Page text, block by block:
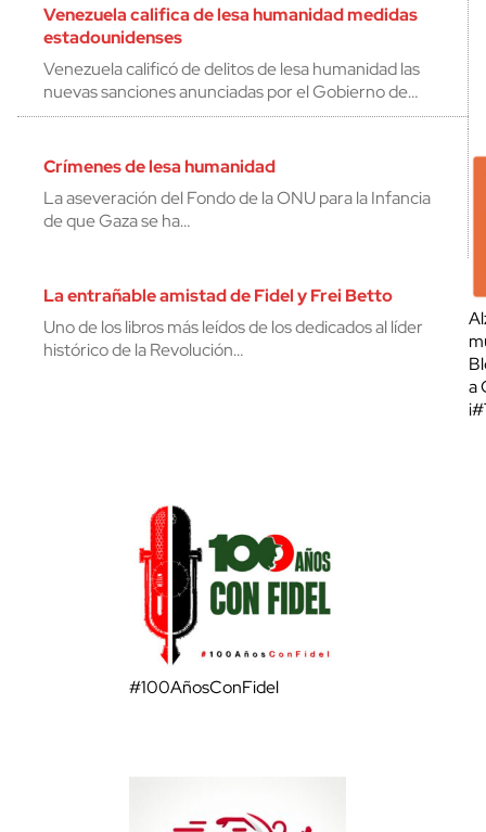
Venezuela califica de lesa humanidad medidas
estadounidenses
Venezuela calificó de delitos de lesa humanidad las
nuevas sanciones anunciadas por el Gobierno de…
Crímenes de lesa humanidad
La aseveración del Fondo de la ONU para la Infancia
de que Gaza se ha…
La entrañable amistad de Fidel y Frei Betto
Uno de los libros más leídos de los dedicados al líder
histórico de la Revolución…
a
#100AñosConFidel